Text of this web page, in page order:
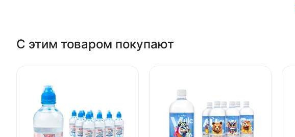
С этим товаром покупают